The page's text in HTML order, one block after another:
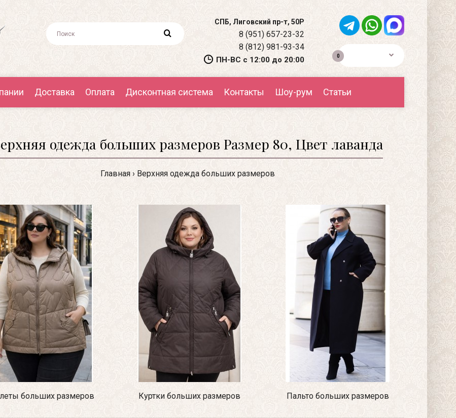
СПБ, Лиговский пр-т, 50Р
8 (951) 657-23-32
8 (812) 981-93-34
ПН-ВС с 12:00 до 20:00 0
Доставка Оплата Дисконтная система Контакты Шоу-рум Статьи
одежда больших размеров Размер 80, Цвет лаванда
Главная Верхняя одежда больших размеров
больших размеров Куртки больших размеров Пальто больших размеров